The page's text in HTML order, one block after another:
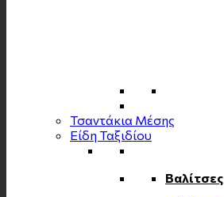
Τσαντάκια Μέσης
Είδη Ταξιδίου
Βαλίτσες